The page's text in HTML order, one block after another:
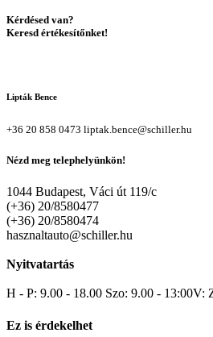
Kérdésed van?
Keresd értékesítőnket!
Lipták Bence
+36 20 858 0473 liptak.bence@schiller.hu
Nézd meg telephelyünkön!
1044 Budapest, Váci út 119/c
(+36) 20/8580477
(+36) 20/8580474
hasznaltauto@schiller.hu
Nyitvatartás
H - P: 9.00 - 18.00 Szo: 9.00 - 13:00V:
Ez is érdekelhet